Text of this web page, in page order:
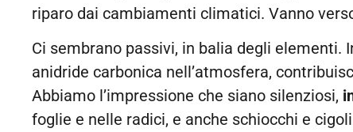
riparo dai cambiamenti climatici. Vanno
Ci sembrano passivi, in balia degli elementi.
anidride carbonica nell’atmosfera,
Abbiamo l’impressione che siano silenziosi,
foglie e nelle radici, e anche schiocchi e